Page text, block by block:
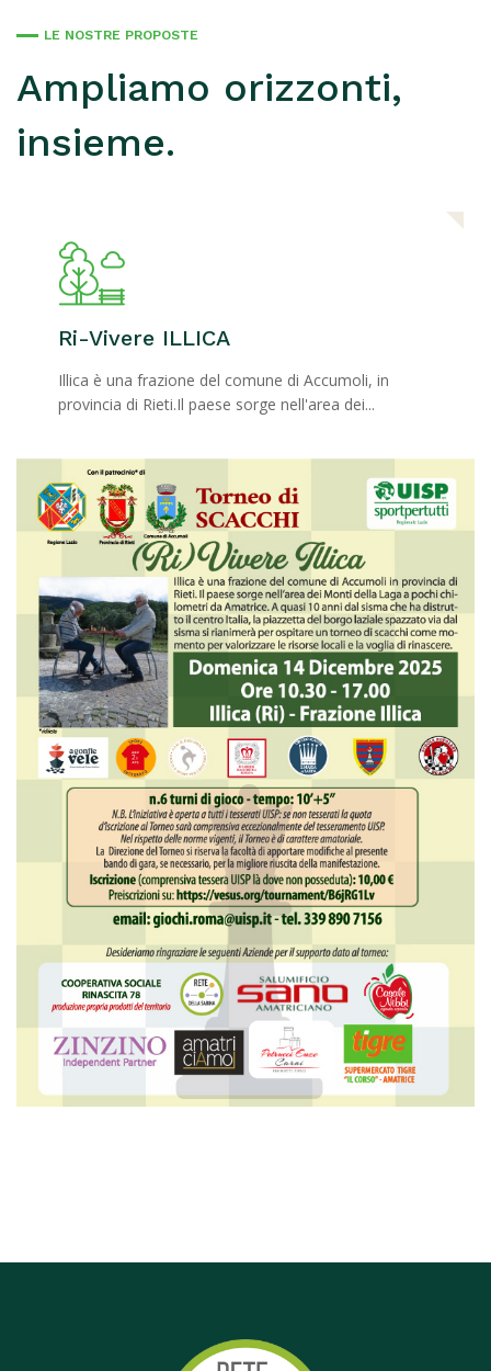
LE NOSTRE PROPOSTE
Ampliamo orizzonti,
insieme.
Ri-Vivere ILLICA
Illica è una frazione del comune di Accumoli, in
provincia di Rieti.Il paese sorge nell'area dei...